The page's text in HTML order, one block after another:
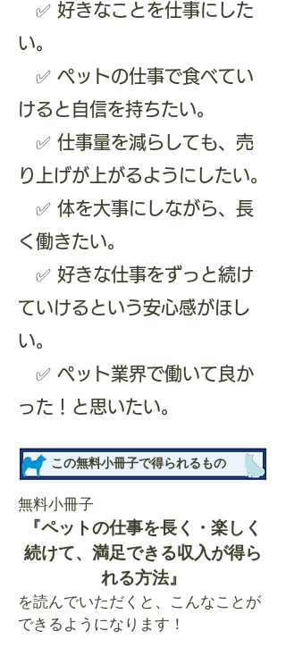
✅ 好きなことを仕事にした
い。
✅ ペットの仕事で食べてい
けると自信を持ちたい。
✅ 仕事量を減らしても、売
り上げが上がるようにしたい。
✅ 体を大事にしながら、長
く働きたい。
✅ 好きな仕事をずっと続け
ていけるという安心感がほし
い。
✅ ペット業界で働いて良か
った！と思いたい。
​この無料小冊子で得られるもの
​無料小冊子
『ペットの仕事を長く・楽しく
続けて、​満足できる収入が得ら
れる方法』
を読んでいただくと、こんなことが
できるようになります！